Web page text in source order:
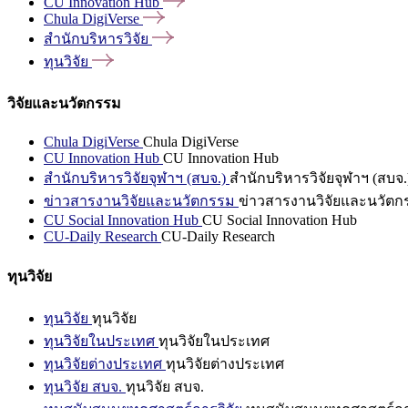
Chula DigiVerse
สำนักบริหารวิจัย
ทุนวิจัย
วิจัยและนวัตกรรม
Chula DigiVerse Chula DigiVerse
CU Innovation Hub CU Innovation Hub
สำนักบริหารวิจัยจุฬาฯ (สบจ.) สำนักบริหารวิจัยจุฬาฯ (สบจ
ข่าวสารงานวิจัยและนวัตกรรม ข่าวสารงานวิจัยและนวัตก
CU Social Innovation Hub CU Social Innovation Hub
CU-Daily Research CU-Daily Research
ทุนวิจัย
ทุนวิจัย ทุนวิจัย
ทุนวิจัยในประเทศ ทุนวิจัยในประเทศ
ทุนวิจัยต่างประเทศ ทุนวิจัยต่างประเทศ
ทุนวิจัย สบจ. ทุนวิจัย สบจ.